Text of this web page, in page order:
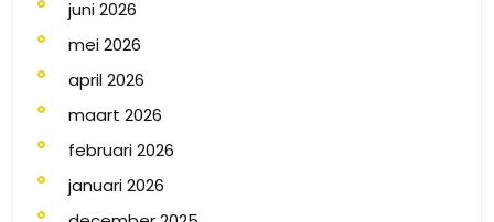
juni 2026
mei 2026
april 2026
maart 2026
februari 2026
januari 2026